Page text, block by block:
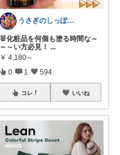
うさぎのしっぽ43🐰2児の母👧朝コレ
🐰化粧品を何個も塗る時間な～
～～い方必見！ ...
￥ 4,180～
0 1 594
コレ いいね